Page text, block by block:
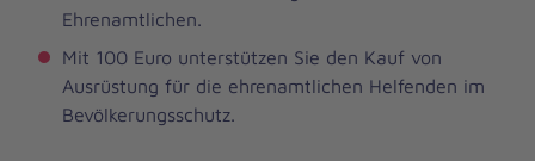
Ehrenamtlichen.
Mit 100 Euro unterstützen Sie den Kauf von
Ausrüstung für die ehrenamtlichen Helfenden im
Bevölkerungsschutz.